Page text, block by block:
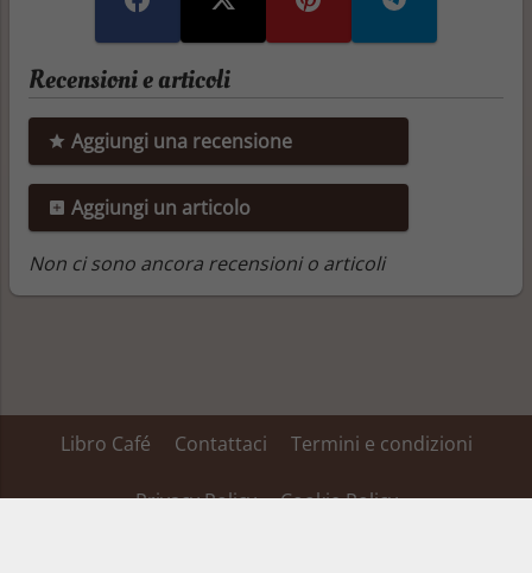
Recensioni e articoli
Aggiungi una recensione
Aggiungi un articolo
Non ci sono ancora recensioni o articoli
Libro Café Contattaci Termini e condizioni
Privacy Policy Cookie Policy